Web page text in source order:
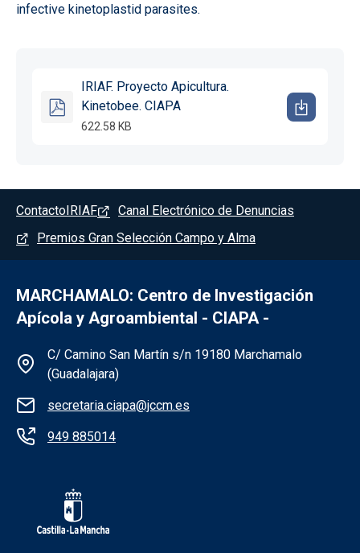
infective kinetoplastid parasites.
IRIAF. Proyecto Apicultura.
Kinetobee. CIAPA
622.58 KB
Pie de página - Marchamalo
Contacto IRIAF
Canal Electrónico de Denuncias
Premios Gran Selección Campo y Alma
MARCHAMALO: Centro de Investigación
Apícola y Agroambiental - CIAPA -
Información de la institución -
C/ Camino San Martín s/n 19180 Marchamalo
(Guadalajara)
secretaria.ciapa@jccm.es
949 885014